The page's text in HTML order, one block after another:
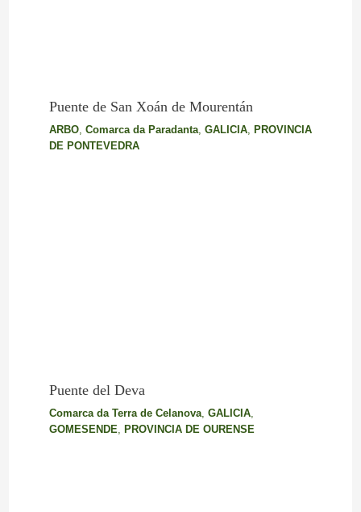
Puente de San Xoán de Mourentán
ARBO, Comarca da Paradanta, GALICIA, PROVINCIA
DE PONTEVEDRA
Puente del Deva
Comarca da Terra de Celanova, GALICIA,
GOMESENDE PROVINCIA DE OURENSE